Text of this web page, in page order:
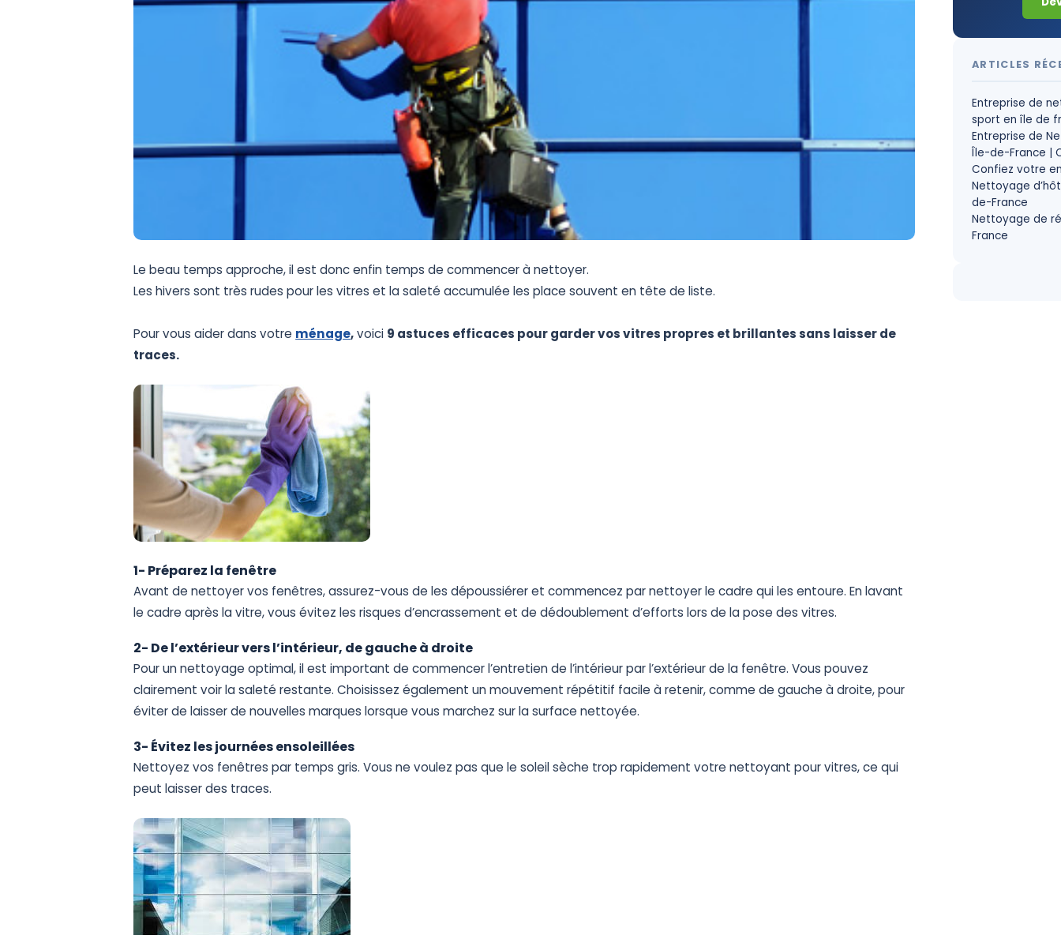
Le beau temps approche,ilest doncenfin temps de commencerànettoyer.
Les hivers sont très rudes pourles vitres et lasaleté accumulée les place souvent en tête de liste.
Pourvous aiderdans votre ménage,voici 9 astuces efficaces pourgardervosvitres propres et brillantessans laisserde
traces.
1- Préparez la fenêtre
Avant de nettoyervos fenêtres,assurez-vous de les dépoussiéreret commencez parnettoyerle cadre quiles entoure. Enlavant
le cadre après lavitre,vous évitez les risques d’encrassement et de dédoublement d’efforts lors de lapose des vitres.
2- Del’extérieurversl’intérieur, degaucheà droite
Pourunnettoyage optimal,ilest important de commencerl’entretiende l’intérieurparl’extérieurde la fenêtre. Vous pouvez
clairement voirlasaleté restante. Choisissez également unmouvement répétitif facile àretenir,comme de gauche àdroite,pour
éviterde laisserde nouvelles marques lorsque vous marchez surlasurface nettoyée.
3- Évitez lesjournéesensoleillées
Nettoyez vos fenêtres par temps gris. Vous ne voulez pas que le soleilsèche trop rapidement votre nettoyant pourvitres,ce qui
peut laisserdes traces.
ARTICLES
Entreprise de
sport en île de
Entreprise de
Île-de-France |
Confiez votre
Nettoyage
de-France
Nettoyage de
France